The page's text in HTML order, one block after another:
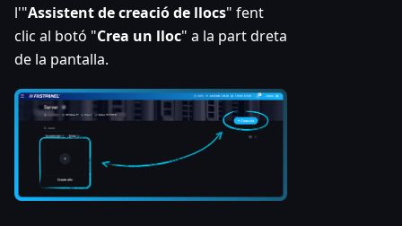
l'"Assistent de creació de llocs" fent
clic al botó "Crea un lloc" a la part dreta
de la pantalla.